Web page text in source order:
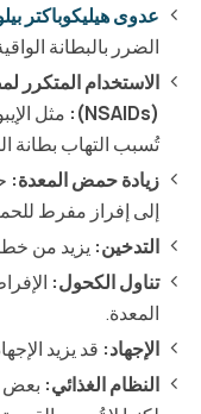
عدوى هيليكوباكتر
الضرر بالبطانة
الاستخدام المتكرر
(NSAIDs):
مثل
تُسبب التهاب بطانة
زيادة حمض المعدة:
إلى إفراز مفرط
التدخين: يزيد من
تناول الكحول:
المعدة.
الإجهاد: قد يزيد
النظام الغذائي: بعض